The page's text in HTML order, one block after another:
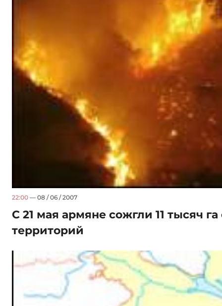
22:00 — 08 / 06 / 2007
С 21 мая армяне сожгли 11 тысяч
территорий